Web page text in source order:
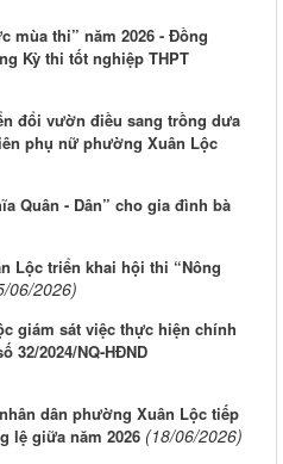
mùa thi” năm 2026 - Đồng
Kỳ thi tốt nghiệp THPT
đổi vườn điều sang trồng dưa
phụ nữ phường Xuân Lộc
Quân - Dân” cho gia đình bà
Lộc triển khai hội thi “Nông
06/2026)
giám sát việc thực hiện chính
32/2024/NQ-HĐND
dân phường Xuân Lộc tiếp
lệ giữa năm 2026 (18/06/2026)